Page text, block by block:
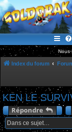
le site de la Lune Rouge
Nous
Index du forum
KEN LE
Répondre